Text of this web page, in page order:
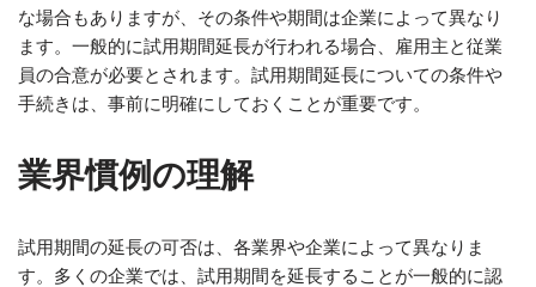
な場合もありますが、その条件や期間は企業によって異なり
ます。一般的に試用期間延長が行われる場合、雇用主と従業
員の合意が必要とされます。試用期間延長についての条件や
手続きは、事前に明確にしておくことが重要です。
業界慣例の理解
試用期間の延長の可否は、各業界や企業によって異なりま
す。多くの企業では、試用期間を延長することが一般的に認